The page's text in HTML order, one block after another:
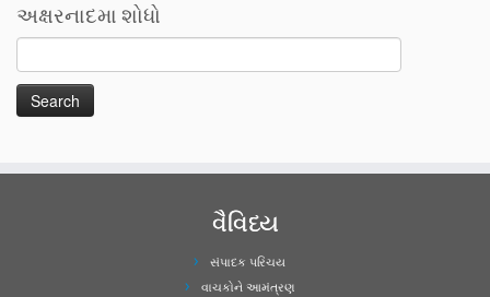
અક્ષરનાદમા શોધો
વૈવિધ્ય
સંપાદક પરિચય
વાચકોને આમંત્રણ